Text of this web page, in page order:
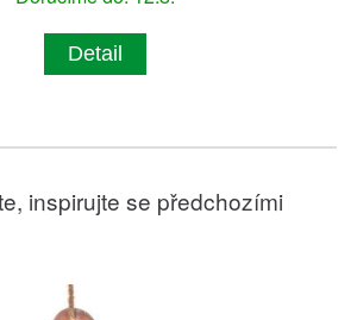
Detail
inspirujte se předchozími